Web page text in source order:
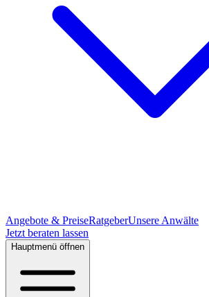
Angebote & PreiseRatgeberUnsere Anwälte
Jetzt beraten lassen
Hauptmenü öffnen